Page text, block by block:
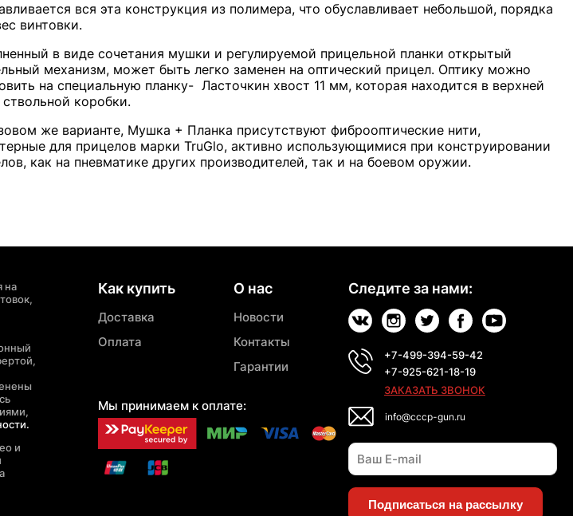
вся эта конструкция из полимера, что обуславливает небольшой, порядка
винтовки.
в виде сочетания мушки и регулируемой прицельной планки открытый
механизм, может быть легко заменен на оптический прицел. Оптику можно
на специальную планку- Ласточкин хвост 11 мм, которая находится в верхней
ствольной коробки.
же варианте, Мушка + Планка присутствуют фиброоптические нити,
для прицелов марки TruGlo, активно использующимися при конструировании
как на пневматике других производителей, так и на боевом оружии.
на
и
Как купить
Доставка
Оплата
Мы принимаем к оплате:
О нас
Новости
Контакты
Гарантии
Следите за нами:
+7-499-394-59-42
+7-925-621-18-19
ЗАКАЗАТЬ ЗВОНОК
info@cccp-gun.ru
Подписаться на рассылку